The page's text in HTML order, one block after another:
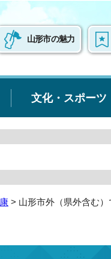
山形市の魅力
文化・スポーツ
> 山形市外（県外含む